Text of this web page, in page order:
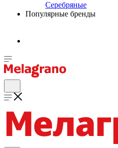
Серебряные
Популярные бренды